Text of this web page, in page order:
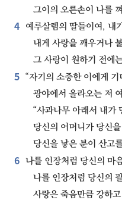
그이의 오른손이 나를
4
예루살렘의 딸들이여, 내
내게 사랑을 깨우거나
그 사랑이 원하기 전에
5 “자기의 소중한 이에게 기
광야에서 올라오는 저
“사과나무 아래서 내가
당신의 어머니가 당신
당신을 낳은 분이 산고
6 나를 인장처럼 당신의 마
나를 인장처럼 당신의
사랑은 죽음만큼 강하고